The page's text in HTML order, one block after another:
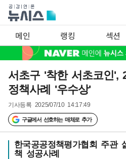
메인 랭킹 섹션
서초구 '착한 서초코인',
정책사례 '우수상'
기사등록 2025/07/10 14:17:49
구글에서 선호하는 매체로 추가
한국공공정책평가협회 주관
책 성공사례